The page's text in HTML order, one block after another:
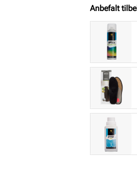
Anbefalt